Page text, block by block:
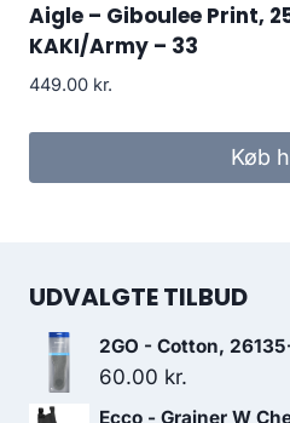
Aigle – Giboulee Print,
KAKI/Army – 33
449.00 kr.
Køb
UDVALGTE TILBUD
2GO - Cotton,
60.00 kr.
Ecco - Grainer W